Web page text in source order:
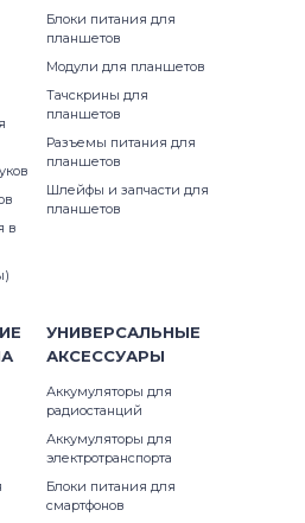
в
Блоки питания для
планшетов
Модули для планшетов
Тачскрины для
планшетов
Разъемы питания для
планшетов
Шлейфы и запчасти для
планшетов
УНИВЕРСАЛЬНЫЕ
АКСЕССУАРЫ
Аккумуляторы для
радиостанций
Аккумуляторы для
электротранспорта
Блоки питания для
смартфонов